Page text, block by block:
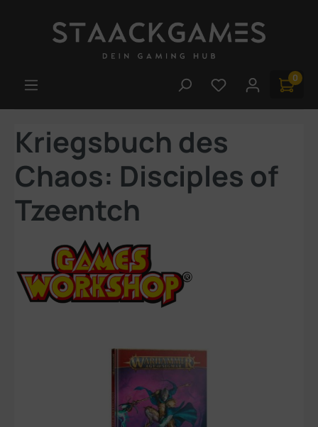
Du hast 0 0
Kriegsbuch des
Chaos: Disciples of
Tzeentch
Bildergalerie überspringen